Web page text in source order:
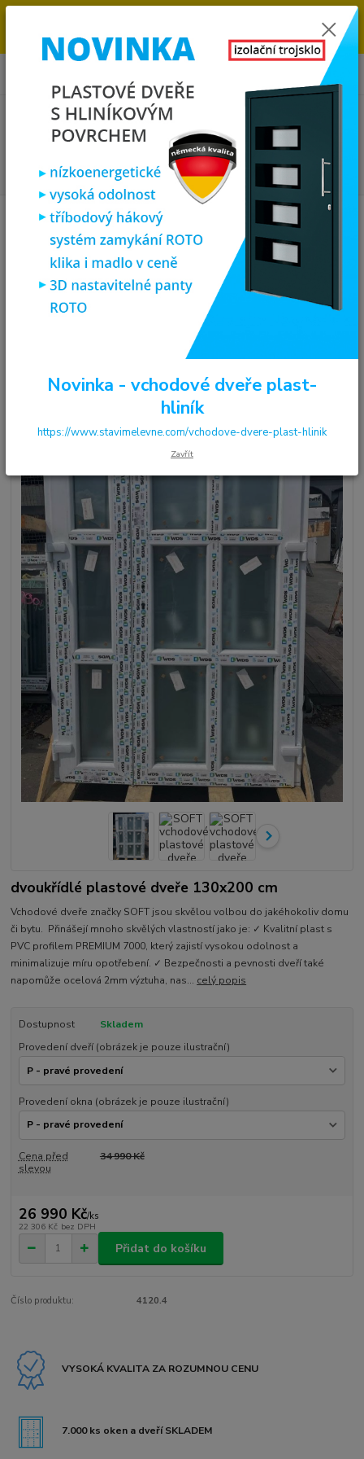
OBJEDNÁVKOU. MÁME 7 000 OKEN A DVEŘÍ SKLADEM U NÁS V
KLATOVECH.
0
0,00 Kč
Vchodové dveře
SOFT vchodové plastové dveře HAVAJ, mléčné sklo,
130x200, bílé
SOFT vchodové plastové dveře
HAVAJ, mléčné sklo, 130x200,
dvoukřídlé plastové dveře 130x200 cm
Vchodové dveře značky SOFT jsou skvělou volbou do jakéhokoliv domu
či bytu. Přinášejí mnoho skvělých vlastností jako je: ✓ Kvalitní plast s
PVC profilem PREMIUM 7000, který zajistí vysokou odolnost a
minimalizuje míru opotřebení. ✓ Bezpečnosti a pevnosti dveří také
napomůže ocelová 2mm výztuha, nas... celý popis
Dostupnost
Skladem
Provedení dveří (obrázek je pouze ilustrační)
Provedení okna (obrázek je pouze ilustrační)
Cena před
slevou
34 990 Kč
26 990 Kč/ks
22 306 Kč bez DPH
Přidat do košíku
Číslo produktu: 4120.4
VYSOKÁ KVALITA ZA ROZUMNOU CENU
7.000 ks oken a dveří SKLADEM
Novinka - vchodové dveře plast-
hliník
https://www.stavimelevne.com/vchodove-dvere-plast-hlinik
Zavřít